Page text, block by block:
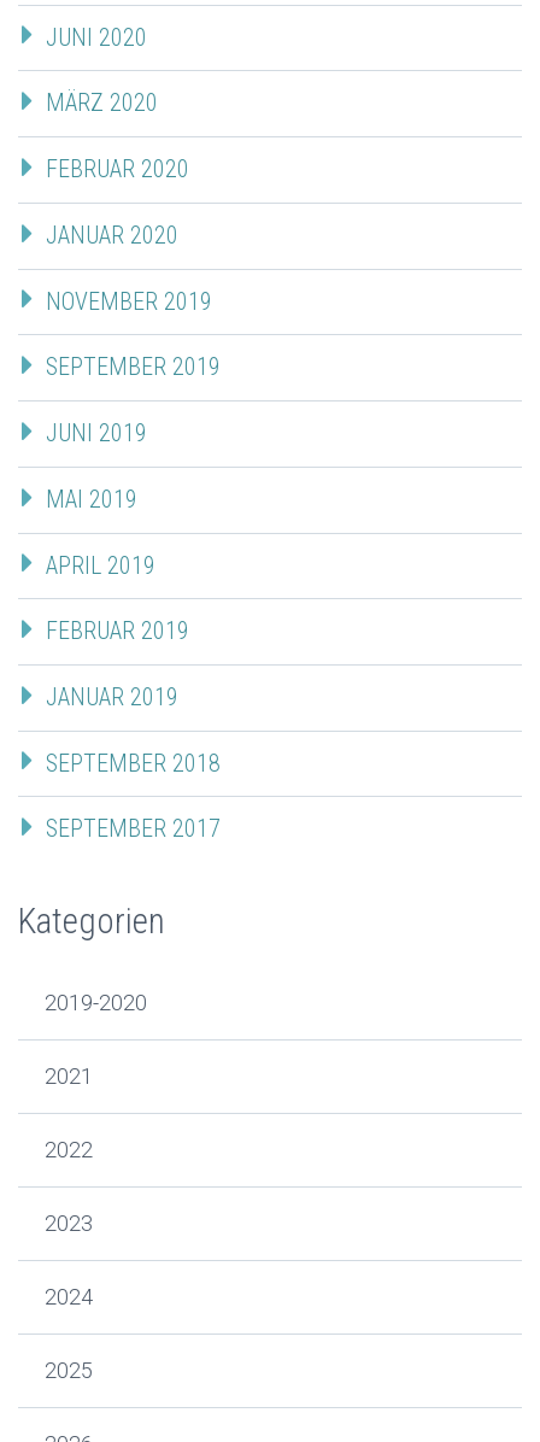
JUNI 2020
MÄRZ 2020
FEBRUAR 2020
JANUAR 2020
NOVEMBER 2019
SEPTEMBER 2019
JUNI 2019
MAI 2019
APRIL 2019
FEBRUAR 2019
JANUAR 2019
SEPTEMBER 2018
SEPTEMBER 2017
Kategorien
2019-2020
2021
2022
2023
2024
2025